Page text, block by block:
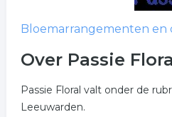
Bloemarrangementen en
Over Passie
Passie Floral valt onder de
Leeuwarden.